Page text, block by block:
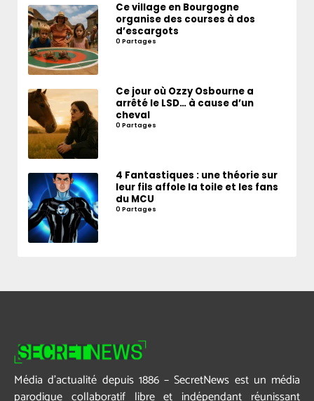
Ce village en Bourgogne
organise des courses à dos
d’escargots
0 Partages
Ce jour où Ozzy Osbourne a
arrêté le LSD… à cause d’un
cheval
0 Partages
4 Fantastiques : une théorie sur
leur fils affole la toile et les fans
du MCU
0 Partages
Média d’actualité depuis 1886 – SecretNews est un média